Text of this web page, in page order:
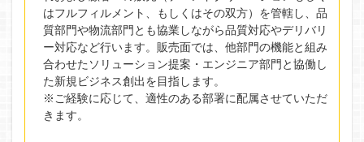
はフルフィルメント、もしくはその双方）を管轄し、品
質部門や物流部門とも協業しながら品質対応やデリバリ
ー対応など行います。販売面では、他部門の機能と組み
合わせたソリューション提案・エンジニア部門と協働し
た新規ビジネス創出を目指します。
※ご経験に応じて、適性のある部署に配属させていただ
きます。